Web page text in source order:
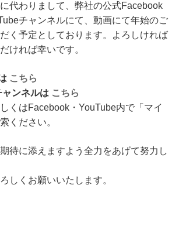
代わりまして、弊社の公式Facebook
チャンネルにて、動画にて年始のご
く予定としております。よろしければ
ければ幸いです。
こちら
ンネルは こちら
くはFacebook・YouTube内で「マイ
ください。
待に添えますよう全力をあげて努力し
しくお願いいたします。